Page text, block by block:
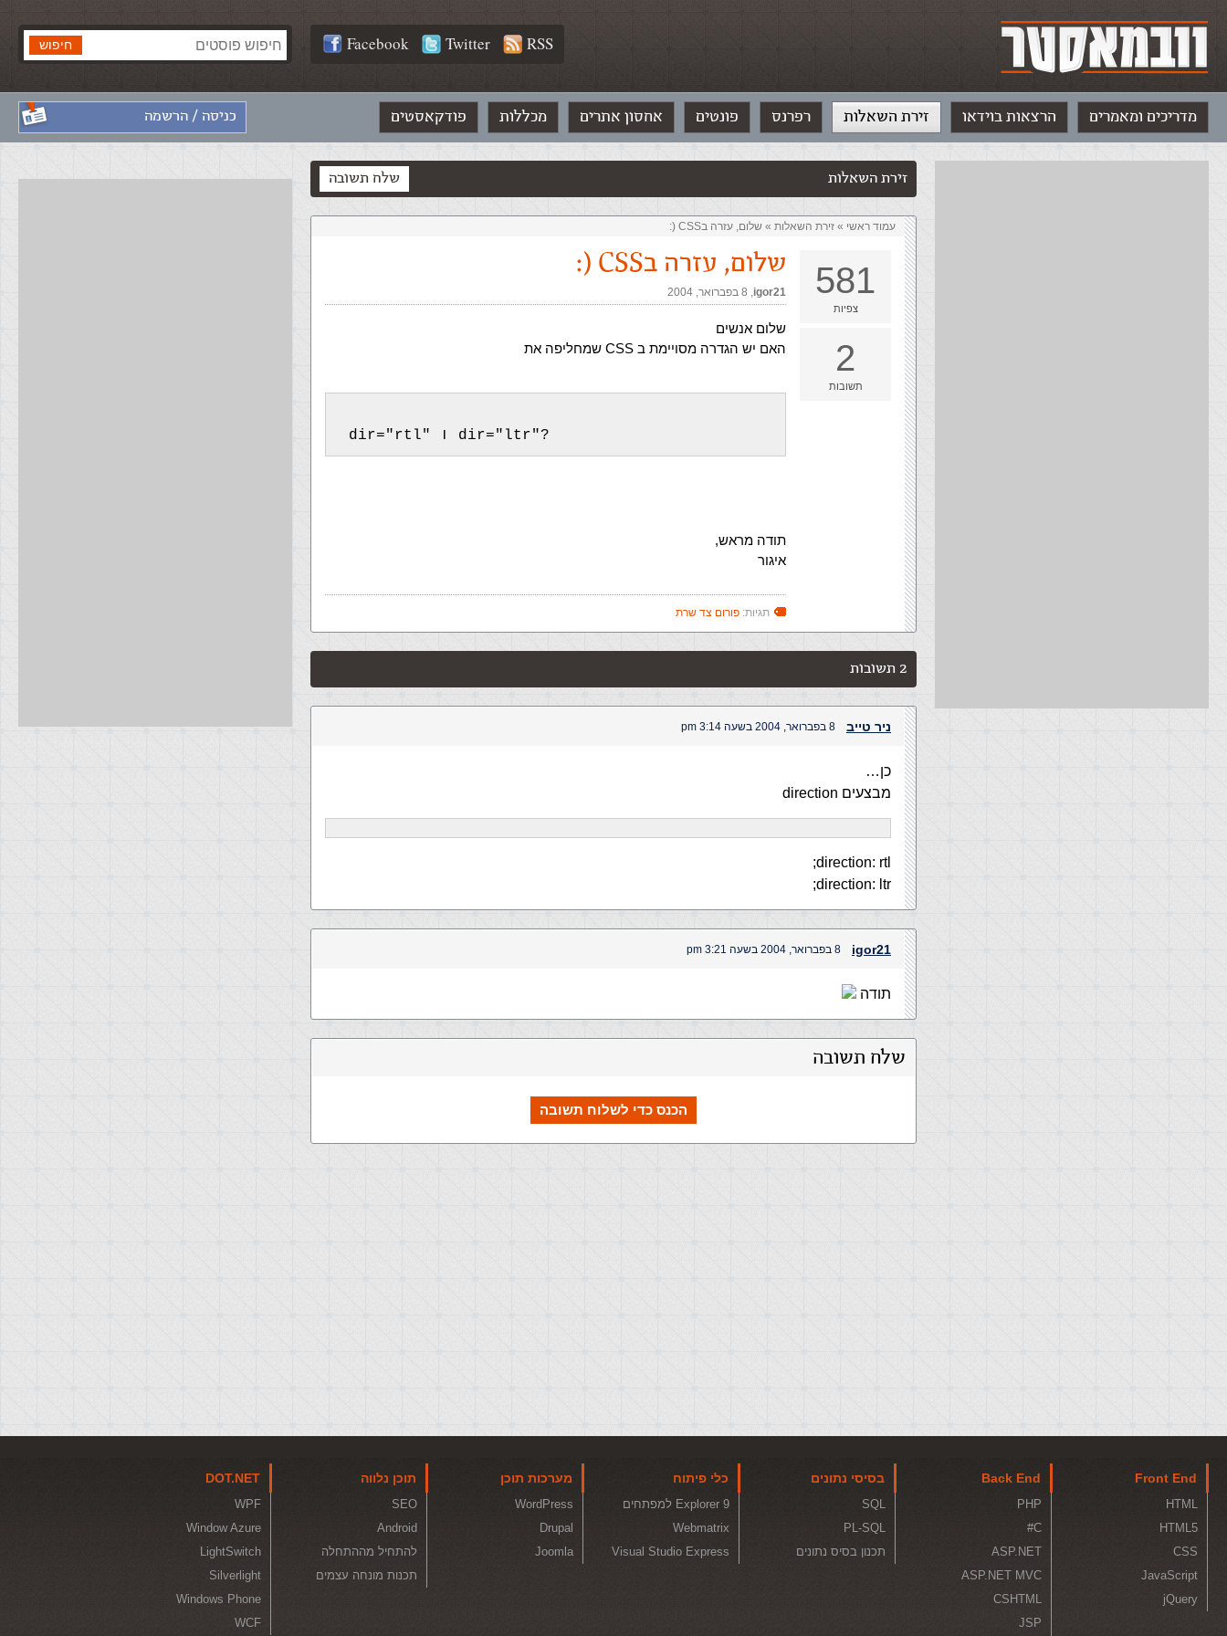
Facebook Twitter RSS
כניסה / הרשמה מדריכים ומאמרים הרצאות בוידאו זירת השאלות רפרנס פונטים אחסון אתרים מכללות פודקאסטים
שלח תשובה זירת השאלות
עמוד ראשי » ‏זירת השאלות‏ » שלום, עזרה בCSS (:
581
צפיות
2
תשובות
שלום, עזרה בCSS (:
igor21
,‏ 8 בפברואר, 2004
שלום אנשים
האם יש הגדרה מסויימת ב CSS שמחליפה את
dir="rtl" ו dir="ltr"?
תודה מראש,
איגור
תגיות: פורום צד שרת
2 תשובות
ניר טייב 8 בפברואר, 2004 בשעה 3:14 pm
כן…
מבצעים direction
direction: rtl;
direction: ltr;
igor21 8 בפברואר, 2004 בשעה 3:21 pm
תודה
שלח תשובה
הכנס כדי לשלוח תשובה
Front End
HTML
HTML5
CSS
JavaScript
jQuery
Back End
PHP
C#
ASP.NET
ASP.NET MVC
CSHTML
JSP
בסיסי נתונים
SQL
PL-SQL
תכנון בסיס נתונים
כלי פיתוח
Explorer 9 למפתחים
Webmatrix
Visual Studio Express
מערכות תוכן
WordPress
Drupal
Joomla
תוכן נלווה
SEO
Android
להתחיל מההתחלה
תכנות מונחה עצמים
DOT.NET
WPF
Window Azure
LightSwitch
Silverlight
Windows Phone
WCF